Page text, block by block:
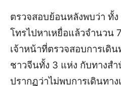
ตรวจสอบย้อนหลังพบว่า ทั้
โทรไปหาเหยื่อแล้วจำนวน
เจ้าหน้าที่ตรวจสอบการเดิ
ชาวจีนทั้ง 3 แห่ง กับทางสำ
ปรากฏว่าไม่พบการเดินทา